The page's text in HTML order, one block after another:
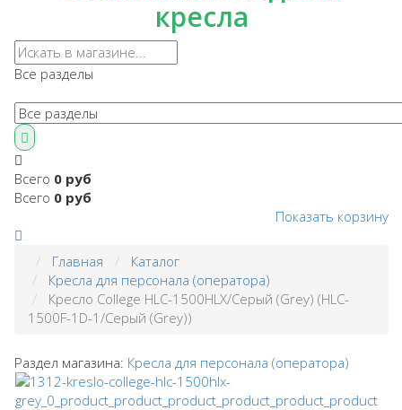
кресла
Все разделы
Всего 0 руб
Всего 0 руб
Показать корзину
Главная
Каталог
Кресла для персонала (оператора)
Кресло College HLC-1500HLX/Серый (Grey) (HLC-
1500F-1D-1/Серый (Grey))
Раздел магазина: Кресла для персонала (оператора)